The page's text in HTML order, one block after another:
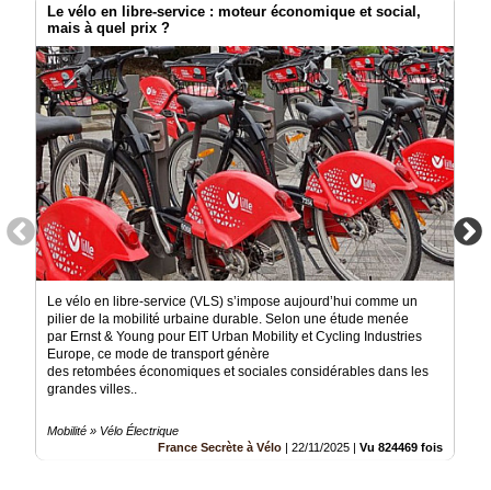
Le vélo en libre-service : moteur économique et social,
mais à quel prix ?
Le vélo en libre-service (VLS) s’impose aujourd’hui comme un
pilier de la mobilité urbaine durable. Selon une étude menée
par Ernst & Young pour EIT Urban Mobility et Cycling Industries
Europe, ce mode de transport génère
des retombées économiques et sociales considérables dans les
grandes villes..
Mobilité » Vélo Électrique
France Secrète à Vélo | 22/11/2025 | Vu 824469 fois